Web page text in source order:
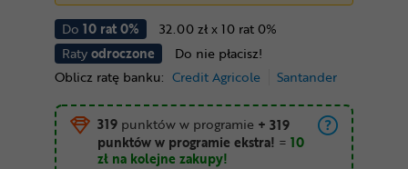
Do 10 rat 0%
32.00 zł x 10 rat 0%
Ratyodroczone
Do nie płacisz!
Oblicz ratę banku: Credit Agricole Santander
319 punktów w programie + 319
punktów w programie ekstra! = 10
zł na kolejne zakupy!